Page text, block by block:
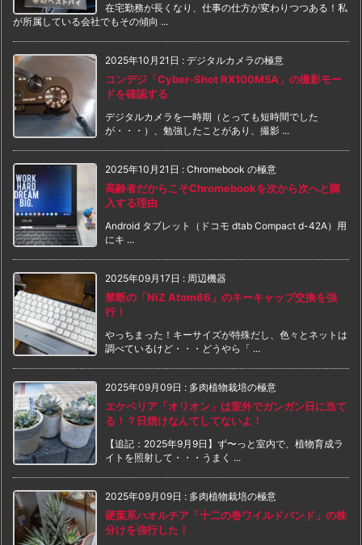
在宅勤務が長くなり、仕事の仕方が変わりつつある！私
が所属している会社でもその傾向 ...
2025年10月21日 : デジタルカメラの極意
コンデジ「Cyber-Shot RX100M5A」の撮影モー
ドを確認する
デジタルカメラを一時期（とっても短時間でした
が・・・）、勉強したことがあり、撮影 ...
2025年10月21日 : Chromebook の極意
高齢者だからこそChromebookを次から次へと購
入する理由
Android タブレット（ドコモ dtab Compact d-42A）用
にキ ...
2025年09月17日 : 周辺機器
禁断の「NiZ Atom66」のキーキャップ交換を強
行！
やっちまった！キーサイズが特殊だし、色々とネットは
調べているけど・・・どうやら「 ...
2025年09月09日 : 多肉植物栽培の極意
エケベリア「オリオン」は室外でガンガン日に当て
る！？日焼けなんてしてないよ！
【追記：2025年9月9日】ず〜っと室内で、植物育成ラ
イトを照射して・・・うまく ...
2025年09月09日 : 多肉植物栽培の極意
硬葉系ハオルチア「十二の巻ワイルドバンド」の株
分けを強行した！